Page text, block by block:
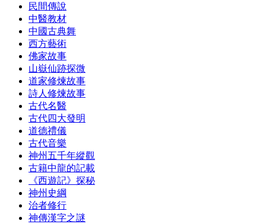
民間傳說
中醫教材
中國古典舞
西方藝術
佛家故事
山嶽仙跡探微
道家修煉故事
詩人修煉故事
古代名醫
古代四大發明
道德禮儀
古代音樂
神州五千年縱觀
古籍中龍的記載
《西遊記》探秘
神州史綱
治者修行
神傳漢字之謎